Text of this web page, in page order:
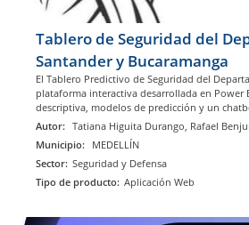
Tablero de Seguridad del
Santander y Bucaramanga
El Tablero Predictivo de Seguridad del
plataforma interactiva desarrollada en Power
descriptiva, modelos de predicción y un
Autor: Tatiana Higuita Durango, Rafael
Municipio: MEDELLÍN
Sector: Seguridad y Defensa
Tipo de producto: Aplicación Web